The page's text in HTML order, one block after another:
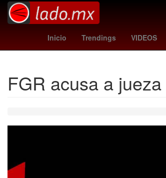
Inicio Trendings VIDEOS
China
FGR acusa a